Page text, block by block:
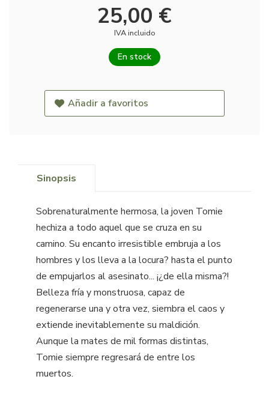
25,00 €
IVA incluido
En stock
Añadir a favoritos
Sinopsis
Sobrenaturalmente hermosa, la joven Tomie
hechiza a todo aquel que se cruza en su
camino. Su encanto irresistible embruja a los
hombres y los lleva a la locura? hasta el punto
de empujarlos al asesinato... ¡¿de ella misma?!
Belleza fría y monstruosa, capaz de
regenerarse una y otra vez, siembra el caos y
extiende inevitablemente su maldición.
Aunque la mates de mil formas distintas,
Tomie siempre regresará de entre los
muertos.